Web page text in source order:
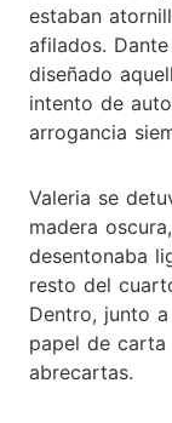
estaban
afilados.
diseñado
intento de
arrogancia
Valeria se
madera
desentonaba
resto del
Dentro, junto
papel de carta
abrecartas.